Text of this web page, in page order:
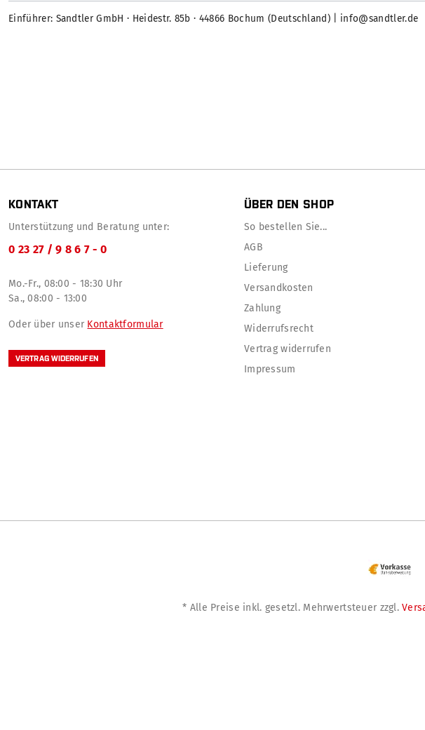
Einführer: Sandtler GmbH · Heidestr. 85b · 44866 Bochum (Deutschland) | info@sandtler.de
KONTAKT
Unterstützung und Beratung unter:
0 23 27 / 9 8 6 7 - 0
Mo.-Fr., 08:00 - 18:30 Uhr
Sa., 08:00 - 13:00
Oder über unser Kontaktformular
VERTRAG WIDERRUFEN
ÜBER DEN SHOP
So bestellen Sie...
AGB
Lieferung
Versandkosten
Zahlung
Widerrufsrecht
Vertrag widerrufen
Impressum
* Alle Preise inkl. gesetzl. Mehrwertsteuer zzgl.